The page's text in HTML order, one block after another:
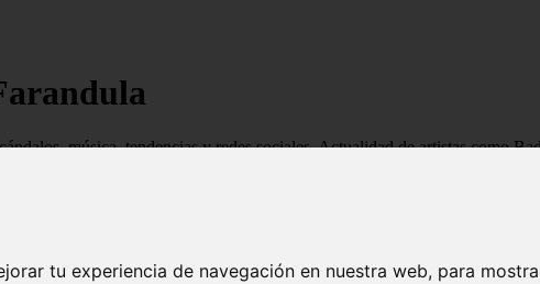
tu experiencia de navegación en nuestra web, para
música, tendencias y redes sociales. Actualidad de artistas como